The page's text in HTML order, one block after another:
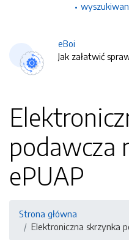
eBoi
Jak załatwić
podawcza
ePUAP
Strona główna
Elektroniczna skrzynka